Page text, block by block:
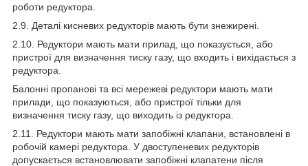
роботи редуктора.
2.9. Деталі кисневих редукторів мають бути знежирені.
2.10. Редуктори мають мати прилад, що показується, або
пристрої для визначення тиску газу, що входить і вихідається з
редуктора.
Балонні пропанові та всі мережеві редуктори мають мати
прилади, що показуються, або пристрої тільки для
визначення тиску газу, що виходить із редуктора.
2.11. Редуктори мають мати запобіжні клапани, встановлені в
робочій камері редуктора. У двоступеневих редукторів
допускається встановлювати запобіжні клапатени після